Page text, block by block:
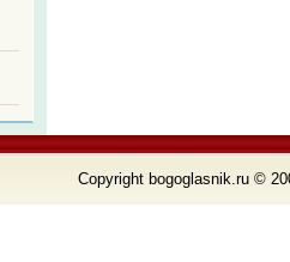
Copyright bogoglasnik.ru ©